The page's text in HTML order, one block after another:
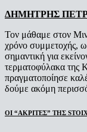
ΔΗΜΗΤΡΗΣ
Τον μάθαμε στον
χρόνο συμμετοχής,
σημαντική για
τερματοφύλακα της
πραγματοποίησε
δούμε ακόμη
ΟΙ “ΑΚΡΙΤΕΣ” ΤΗΣ